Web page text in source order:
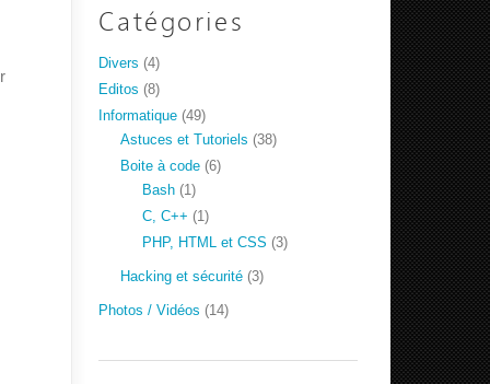
Catégories
Divers (4)
Editos (8)
Informatique (49)
Astuces et Tutoriels (38)
Boite à code (6)
Bash (1)
C, C++ (1)
PHP, HTML et CSS (3)
Hacking et sécurité (3)
Photos / Vidéos (14)